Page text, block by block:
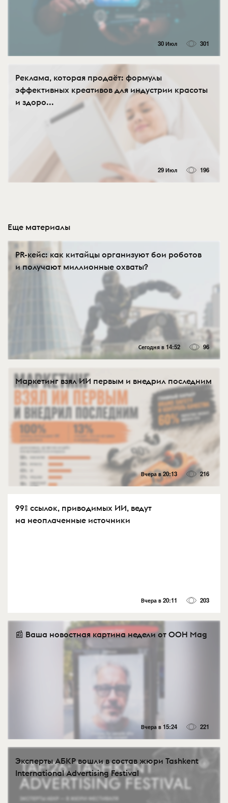
30 Июл 301
Реклама, которая продаёт: формулы
эффективных креативов для индустрии красоты
и здоро...
29 Июл 196
Еще материалы
PR-кейс: как китайцы организуют бои роботов
и получают миллионные охваты?
Сегодня в 14:52 96
Маркетинг взял ИИ первым и внедрил последним
Вчера в 20:13 216
99% ссылок, приводимых ИИ, ведут
на неоплаченные источники
Вчера в 20:11 203
📰 Ваша новостная картина недели от OOH Mag
Вчера в 15:24 221
Эксперты АБКР вошли в состав жюри Tashkent
International Advertising Festival